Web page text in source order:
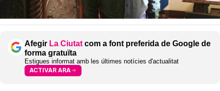
Afegir La Ciutat com a font preferida de Google de
forma gratuïta
Estigues informat amb les últimes notícies d'actualitat
ACTIVAR ARA